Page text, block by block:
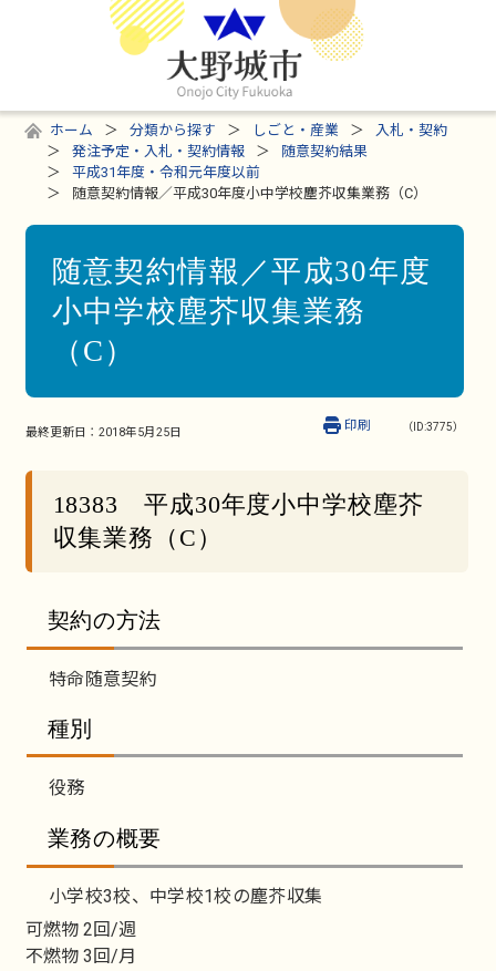
ホーム 分類から探す しごと・産業
入札・契約
発注予定・入札・契約情報
随意契約結果
平成31年度・令和元年度以前
随意契約情報／平成30年度小中学校塵芥収集業務（C）
随意契約情報／平成30年度
小中学校塵芥収集業務
（C）
最終更新日： 2018年5月25日 （ID:3775）
印刷
18383 平成30年度小中学校塵芥
収集業務（C）
契約の方法
特命随意契約
種別
役務
業務の概要
小学校3校、中学校1校の塵芥収集
可燃物 2回/週
不燃物 3回/月